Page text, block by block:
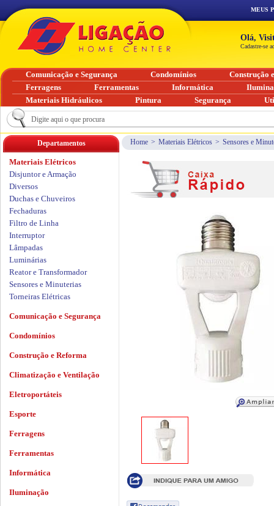
Home > Materiais Elétricos > Sensores e
Departamentos
Materiais Elétricos
Disjuntor e Armação
Diversos
Duchas e Chuveiros
Fechaduras
Filtro de Linha
Interruptor
Lâmpadas
Luminárias
Reator e Transformador
Sensores e Minuterias
Torneiras Elétricas
Comunicação e Segurança
Condomínios
Construção e Reforma
Climatização e Ventilação
Eletroportáteis
Esporte
Ferragens
Ferramentas
Informática
Iluminação
MEUS
Olá,
Cadastre-se
Comunicação e Segurança Condomínios
Construção
Ferragens
Ferramentas Informática
Materiais Hidráulicos
Pintura Segurança